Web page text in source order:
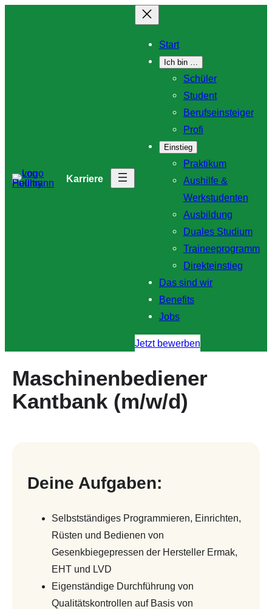
Karriere
Start
Ich bin …
Schüler
Student
Berufseinsteiger
Profi
Einstieg
Praktikum
Aushilfe &
Werkstudenten
Ausbildung
Duales Studium
Traineeprogramm
Direkteinstieg
Das sind wir
Benefits
Jobs
Jetzt bewerben
Maschinenbediener
Kantbank (m/w/d)
Deine Aufgaben:
Selbstständiges Programmieren, Einrichten,
Rüsten und Bedienen von
Gesenkbiegepressen der Hersteller Ermak,
EHT und LVD
Eigenständige Durchführung von
Qualitätskontrollen auf Basis von